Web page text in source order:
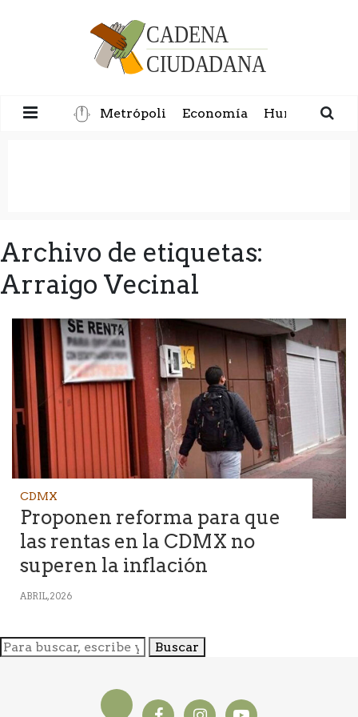
Metrópoli Economía Humanidad
Archivo de etiquetas:
Arraigo Vecinal
CDMX
Proponen reforma para que
las rentas en la CDMX no
superen la inflación
ABRIL, 2026
Buscar